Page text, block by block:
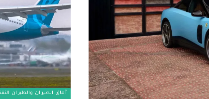
آفاق الطيران والطيران